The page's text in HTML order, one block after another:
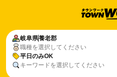
岐阜県養老郡
職種を選択してください
平日のみOK
キーワードを選択してください